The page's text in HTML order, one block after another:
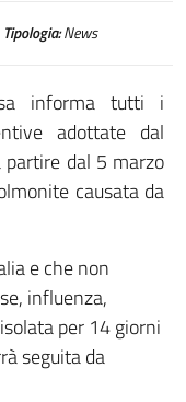
Tipologia:News
informa tutti i
adottate dal
dal 5 marzo
causata da
e che non
influenza,
per 14 giorni
seguita da